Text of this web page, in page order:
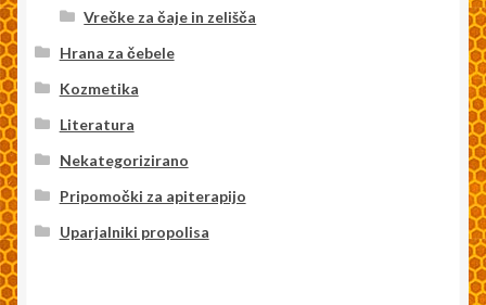
Vrečke za čaje in zelišča
Hrana za čebele
Kozmetika
Literatura
Nekategorizirano
Pripomočki za apiterapijo
Uparjalniki propolisa